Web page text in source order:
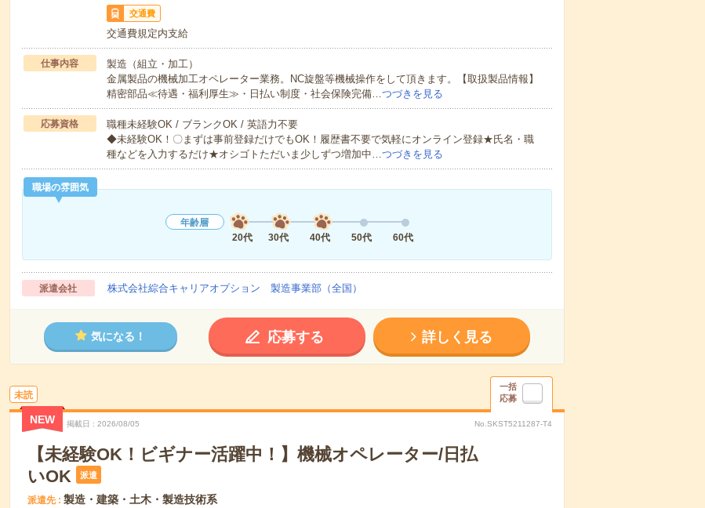
交通費
交通費規定内支給
仕事内容
製造（組立・加工）
金属製品の機械加工オペレーター業務。NC旋盤等機械操作をして頂きます。【取扱製品情報】
精密部品≪待遇・福利厚生≫・日払い制度・社会保険完備… つづきを見る
応募資格
職種未経験OK / ブランクOK / 英語力不要
◆未経験OK！〇まずは事前登録だけでもOK！履歴書不要で気軽にオンライン登録★氏名・職
種などを入力するだけ★オシゴトただいま少しずつ増加中… つづきを見る
職場の雰囲気
年齢層
20代
30代 40代 50代 60代
派遣会社 株式会社綜合キャリアオプション 製造事業部（全国）
気になる！ 応募する 詳しく見る
未読
一括
応募
NEW 掲載日 2026/08/05 No.SKST5211287-T4
【未経験OK！ビギナー活躍中！】機械オペレーター/日払
いOK
派遣
派遣先 製造・建築・土木・製造技術系